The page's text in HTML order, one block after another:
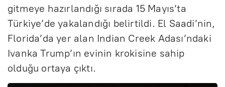
gitmeye hazırlandığı sırada 15 Mayıs’ta
Türkiye’de yakalandığı belirtildi. El Saadi’nin,
Florida’da yer alan Indian Creek Adası’ndaki
Ivanka Trump’ın evinin krokisine sahip
olduğu ortaya çıktı.